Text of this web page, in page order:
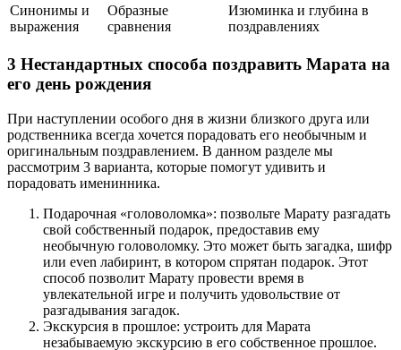
Синонимы и
выражения
Образные
сравнения
Изюминка и глубина в
поздравлениях
3 Нестандартных способа поздравить Марата на
его день рождения
При наступлении особого дня в жизни близкого друга или
родственника всегда хочется порадовать его необычным и
оригинальным поздравлением. В данном разделе мы
рассмотрим 3 варианта, которые помогут удивить и
порадовать именинника.
Подарочная «головоломка»: позвольте Марату разгадать
свой собственный подарок, предоставив ему
необычную головоломку. Это может быть загадка, шифр
или even лабиринт, в котором спрятан подарок. Этот
способ позволит Марату провести время в
увлекательной игре и получить удовольствие от
разгадывания загадок.
Экскурсия в прошлое: устроить для Марата
незабываемую экскурсию в его собственное прошлое.